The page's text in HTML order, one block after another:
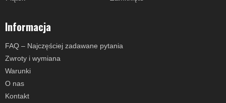
Informacja
FAQ – Najczęściej zadawane pytania
Zwroty i wymiana
Warunki
O nas
Kontakt